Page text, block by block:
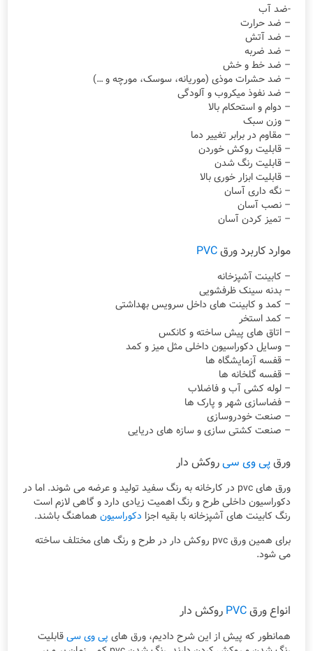
-ضد آب
– ضد حرارت
– ضد آتش
– ضد ضربه
– ضد خط و خش
– ضد حشرات موذی (موریانه، سوسک، مورچه و …)
– ضد نفوذ میکروب و آلودگی
– دوام و استحکام بالا
– وزن سبک
– مقاوم در برابر تغییر دما
– قابلیت روکش خوردن
– قابلیت رنگ شدن
– قابلیت ابزار خوری بالا
– نگه داری آسان
– نصب آسان
– تمیز کردن آسان
موارد کاربرد ورقPVC
– کابینت آشپزخانه
– بدنه سینک ظرفشویی
– کمد و کابینت های داخل سرویس بهداشتی
– کمد استخر
– اتاق های پیش ساخته و کانکس
– وسایل دکوراسیون داخلی مثل میز و کمد
– قفسه آزمایشگاه ها
– قفسه گلخانه ها
– لوله کشی آب و فاضلاب
– فضاسازی شهر و پارک ها
– صنعت خودروسازی
– صنعت کشتی سازی و سازه های دریایی
ورقپی وی سیروکش دار
ورق های pvc در کارخانه به رنگ سفید تولید و عرضه می شوند. اما در
دکوراسیون داخلی طرح و رنگ اهمیت زیادی دارد و گاهی لازم است
رنگ کابینت های آشپزخانه با بقیه اجزا دکوراسیون هماهنگ باشند.
برای همین ورق pvc روکش دار در طرح و رنگ های مختلف ساخته
می شود.
انواع ورقPVC روکش دار
همانطور که پیش از این شرح دادیم، ورق های پی وی سیقابلیت